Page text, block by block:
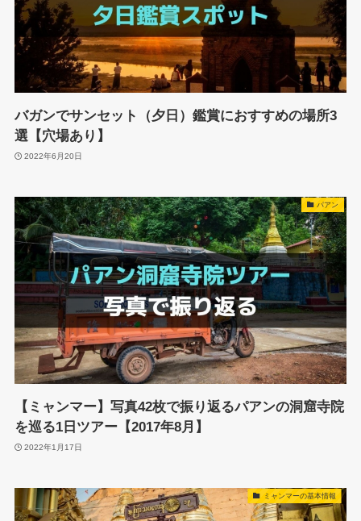
バガンでサンセット（夕日）鑑賞におすすめの場所3
選【穴場あり】
2022年6月20日
パアン
【ミャンマー】写真42枚で振り返るパアンの洞窟寺院
を巡る1日ツアー【2017年8月】
2022年1月17日
ミャンマーの基本情報